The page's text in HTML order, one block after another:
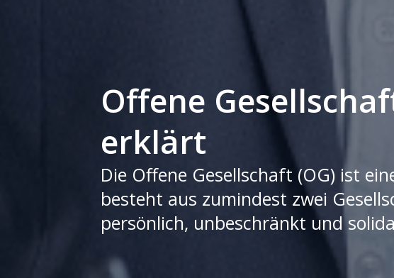
Offene
erklärt
Die Offene Gesellschaft (OG) ist
besteht aus zumindest zwei
persönlich, unbeschränkt und